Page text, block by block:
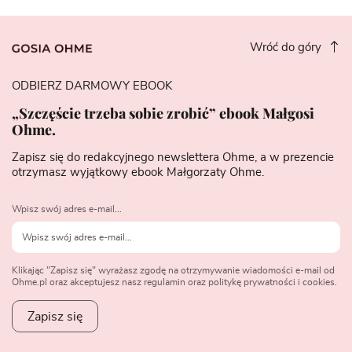
Wróć do góry
ODBIERZ DARMOWY EBOOK
„Szczęście trzeba sobie zrobić” ebook Małgosi
Ohme.
Zapisz się do redakcyjnego newslettera Ohme, a w prezencie
otrzymasz wyjątkowy ebook Małgorzaty Ohme.
Wpisz swój adres e-mail...
Klikając "Zapisz się" wyrażasz zgodę na otrzymywanie wiadomości e-mail od
Ohme.pl oraz akceptujesz nasz regulamin oraz politykę prywatności i cookies.
Zapisz się